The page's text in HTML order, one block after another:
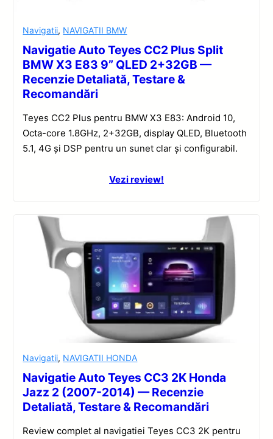
Navigatii, NAVIGATII BMW
Navigatie Auto Teyes CC2 Plus Split
BMW X3 E83 9” QLED 2+32GB —
Recenzie Detaliată, Testare &
Recomandări
Teyes CC2 Plus pentru BMW X3 E83: Android 10,
Octa-core 1.8GHz, 2+32GB, display QLED, Bluetooth
5.1, 4G și DSP pentru un sunet clar și configurabil.
Vezi review!
Navigatii, NAVIGATII HONDA
Navigatie Auto Teyes CC3 2K Honda
Jazz 2 (2007-2014) — Recenzie
Detaliată, Testare & Recomandări
Review complet al navigatiei Teyes CC3 2K pentru